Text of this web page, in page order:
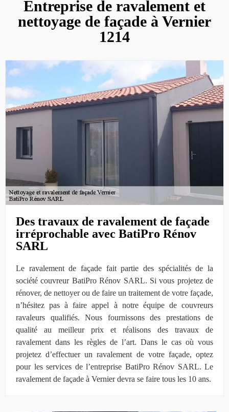
Entreprise de ravalement et
nettoyage de façade à Vernier
1214
Des travaux de ravalement de façade
irréprochable avec BatiPro Rénov
SARL
Le ravalement de façade fait partie des spécialités de la
société couvreur BatiPro Rénov SARL. Si vous projetez de
rénover, de nettoyer ou de faire un traitement de votre façade,
n’hésitez pas à faire appel à notre équipe de couvreurs
ravaleurs qualifiés. Nous fournissons des prestations de
qualité au meilleur prix et réalisons des travaux de
ravalement dans les règles de l’art. Dans le cas où vous
projetez d’effectuer un ravalement de votre façade, optez
pour les services de l’entreprise BatiPro Rénov SARL. Le
ravalement de façade à Vernier devra se faire tous les 10 ans.